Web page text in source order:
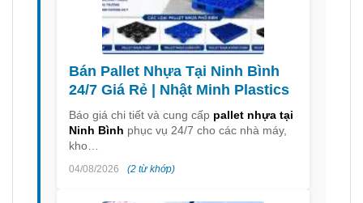
Bán Pallet Nhựa Tại Ninh Bình
24/7 Giá Rẻ | Nhật Minh Plastics
Báo giá chi tiết và cung cấp pallet nhựa tại
Ninh Bình phục vụ 24/7 cho các nhà máy,
kho…
04/08/2026 (2 từ khớp)